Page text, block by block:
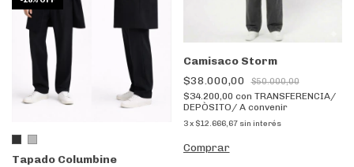
Tapado Columbine
Camisaco Storm
$38.000,00
$50.000,00
$34.200,00 con TRANSFERENCIA/
DEPÒSITO/ A convenir
3 x $12.666,67 sin interés
Comprar